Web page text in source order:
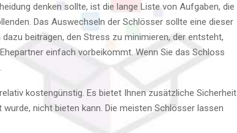
denken sollte, ist die lange Liste von Aufgaben, die
Das Auswechseln der Schlösser sollte eine dieser
beitragen, den Stress zu minimieren, der entsteht,
einfach vorbeikommt. Wenn Sie das Schloss
kostengünstig. Es bietet Ihnen zusätzliche Sicherheit
nicht bieten kann. Die meisten Schlösser lassen